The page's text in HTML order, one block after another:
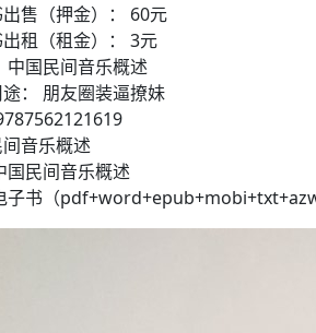
售（押金）： 60元
租（租金）： 3元
中国民间音乐概述
： 朋友圈装逼撩妹
音乐概述
国民间音乐概述
子书（